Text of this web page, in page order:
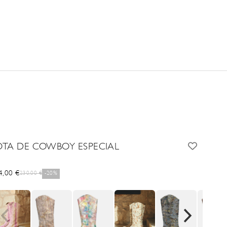
DE COWBOY ESPECIAL
de oferta
€Precio normal
230,00 € -20%